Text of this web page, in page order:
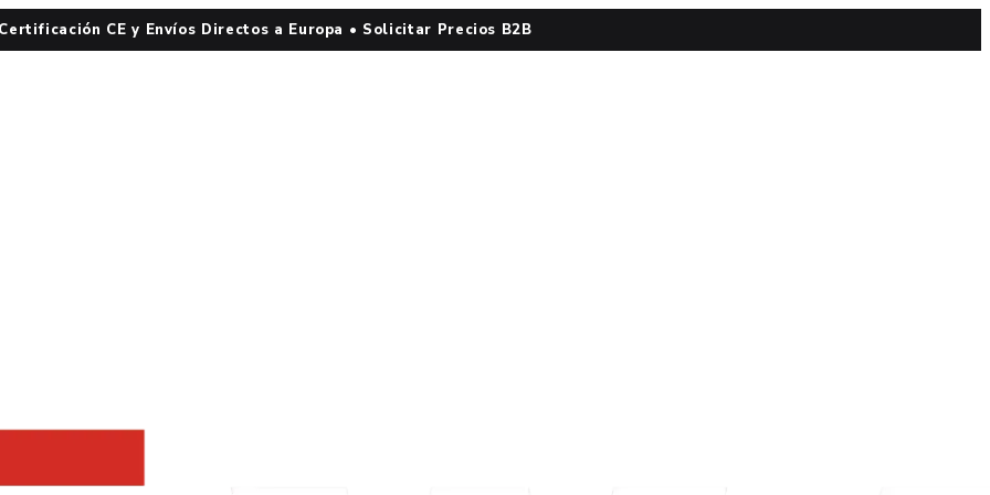
CE y Envíos Directos a Europa • Solicitar Precios B2B